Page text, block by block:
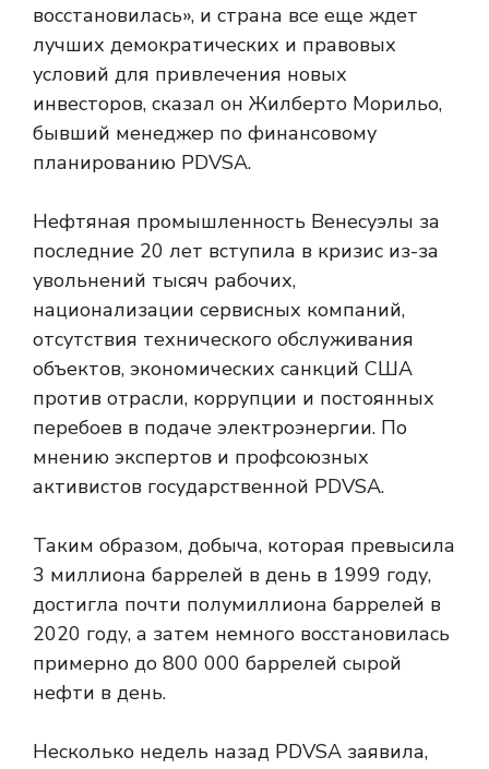
восстановилась», и страна все еще ждет
лучших демократических и правовых
условий для привлечения новых
инвесторов, сказал он Жилберто Морильо,
бывший менеджер по финансовому
планированию PDVSA.
Нефтяная промышленность Венесуэлы за
последние 20 лет вступила в кризис из-за
увольнений тысяч рабочих,
национализации сервисных компаний,
отсутствия технического обслуживания
объектов, экономических санкций США
против отрасли, коррупции и постоянных
перебоев в подаче электроэнергии. По
мнению экспертов и профсоюзных
активистов государственной PDVSA.
Таким образом, добыча, которая превысила
3 ​​миллиона баррелей в день в 1999 году,
достигла почти полумиллиона баррелей в
2020 году, а затем немного восстановилась
примерно до 800 000 баррелей сырой
нефти в день.
Несколько недель назад PDVSA заявила,